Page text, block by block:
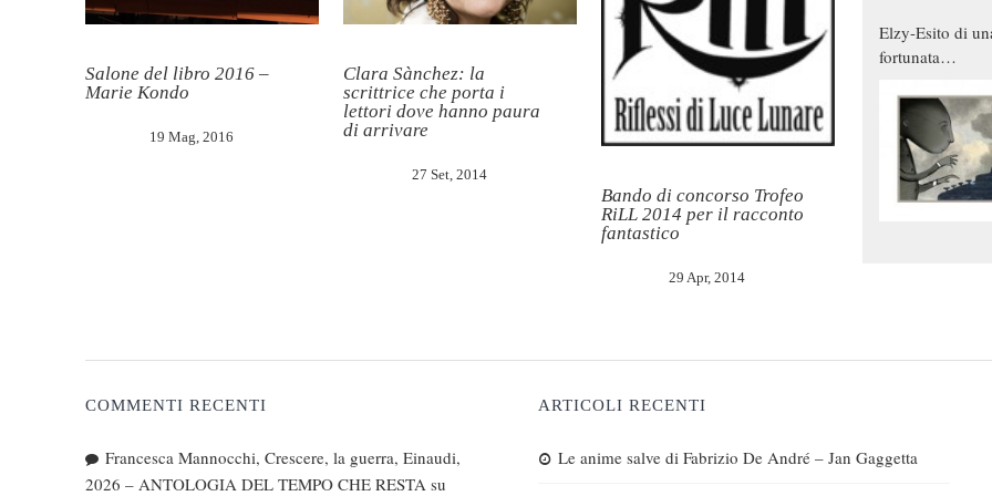
Salone del libro 2016 –
Marie Kondo
19 Mag, 2016
Clara Sànchez: la
scrittrice che porta i
lettori dove hanno paura
di arrivare
27 Set, 2014
Bando di concorso Trofeo
RiLL 2014 per il racconto
fantastico
29 Apr, 2014
Elzy-Esito di
fortunata
COMMENTI RECENTI
Francesca Mannocchi, Crescere, la guerra, Einaudi,
2026 – ANTOLOGIA DEL TEMPO CHE RESTA su
ARTICOLI RECENTI
Le anime salve di Fabrizio De André – Jan Gaggetta